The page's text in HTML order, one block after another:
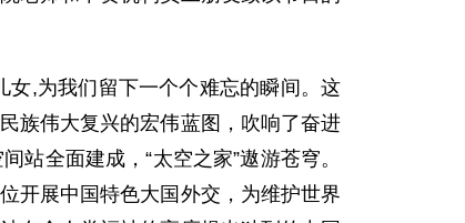
女,为我们留下一个个难忘的瞬间。这
族伟大复兴的宏伟蓝图，吹响了奋进
全面建成，“太空之家”遨游苍穹。
开展中国特色大国外交，为维护世界